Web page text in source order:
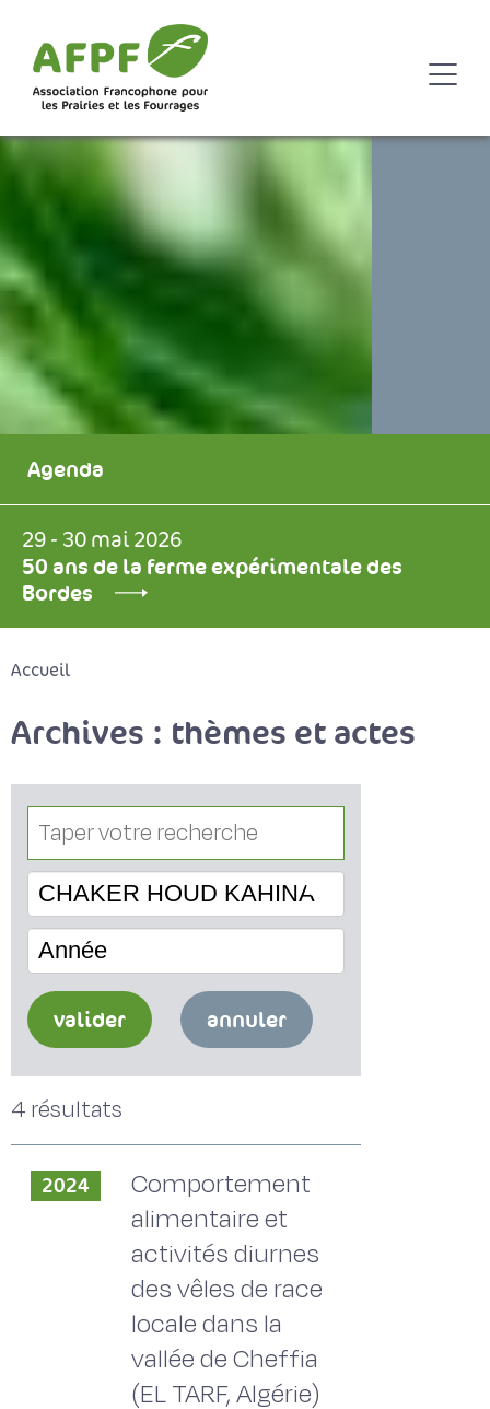
Agenda
29 - 30 mai 2026
50 ans de la ferme expérimentale des
Bordes
Accueil
Archives : thèmes et actes
CHAKER HOUD KAHINA
Année
valider annuler
4 résultats
2024
Comportement
alimentaire et
activités diurnes
des vêles de race
locale dans la
vallée de Cheffia
(EL TARF, Algérie)